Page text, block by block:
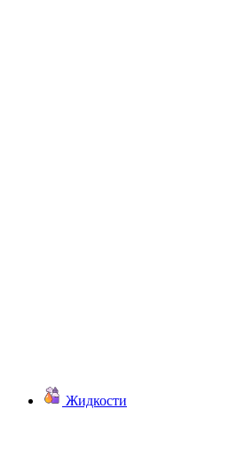
Жидкости